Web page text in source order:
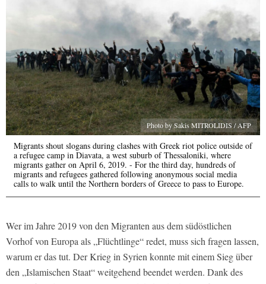
Photo by Sakis MITROLIDIS / AFP
Migrants shout slogans during clashes with Greek riot police outside of
a refugee camp in Diavata, a west suburb of Thessaloniki, where
migrants gather on April 6, 2019. - For the third day, hundreds of
migrants and refugees gathered following anonymous social media
calls to walk until the Northern borders of Greece to pass to Europe.
Wer im Jahre 2019 von den Migranten aus dem südöstlichen
Vorhof von Europa als „Flüchtlinge“ redet, muss sich fragen lassen,
warum er das tut. Der Krieg in Syrien konnte mit einem Sieg über
den „Islamischen Staat“ weitgehend beendet werden. Dank des